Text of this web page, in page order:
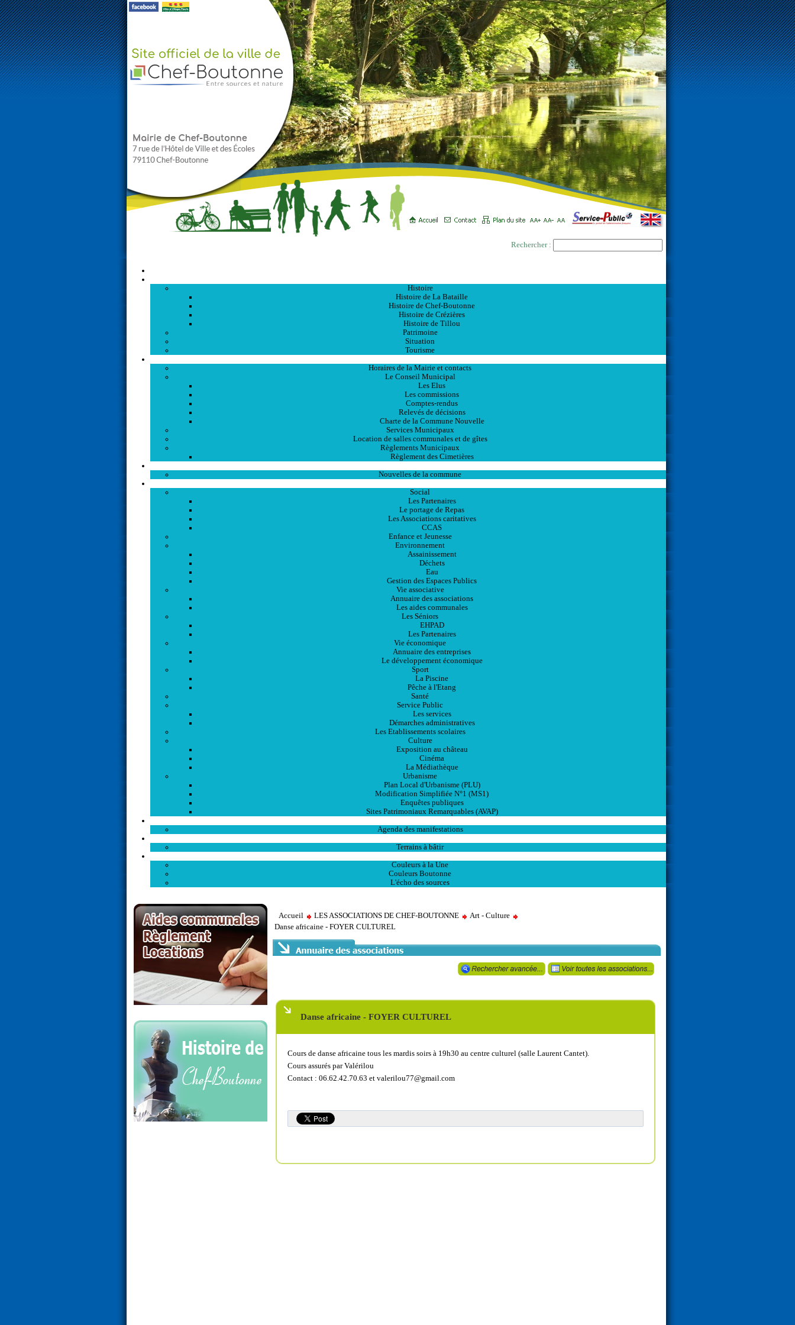
Rechercher :
Histoire
Histoire de La Bataille
Histoire de Chef-Boutonne
Histoire de Crézières
Histoire de Tillou
Patrimoine
Situation
Tourisme
Horaires de la Mairie et contacts
Le Conseil Municipal
Les Elus
Les commissions
Comptes-rendus
Relevés de décisions
Charte de la Commune Nouvelle
Services Municipaux
Location de salles communales et de gîtes
Règlements Municipaux
Règlement des Cimetières
Nouvelles de la commune
Social
Les Partenaires
Le portage de Repas
Les Associations caritatives
CCAS
Enfance et Jeunesse
Environnement
Assainissement
Déchets
Eau
Gestion des Espaces Publics
Vie associative
Annuaire des associations
Les aides communales
Les Séniors
EHPAD
Les Partenaires
Vie économique
Annuaire des entreprises
Le développement économique
Sport
La Piscine
Pêche à l'Etang
Santé
Service Public
Les services
Démarches administratives
Les Etablissements scolaires
Culture
Exposition au château
Cinéma
La Médiathèque
Urbanisme
Plan Local d'Urbanisme (PLU)
Modification Simplifiée N°1 (MS1)
Enquêtes publiques
Sites Patrimoniaux Remarquables (AVAP)
Agenda des manifestations
Terrains à bâtir
Couleurs à la Une
Couleurs Boutonne
L'écho des sources
Accueil LES ASSOCIATIONS DE CHEF-BOUTONNE
Art - Culture
Danse africaine - FOYER CULTUREL
Danse africaine - FOYER CULTUREL
Cours de danse africaine tous les mardis soirs à 19h30 au centre culturel (salle Laurent Cantet).
Cours assurés par Valérilou
Contact : 06.62.42.70.63 et valerilou77@gmail.com